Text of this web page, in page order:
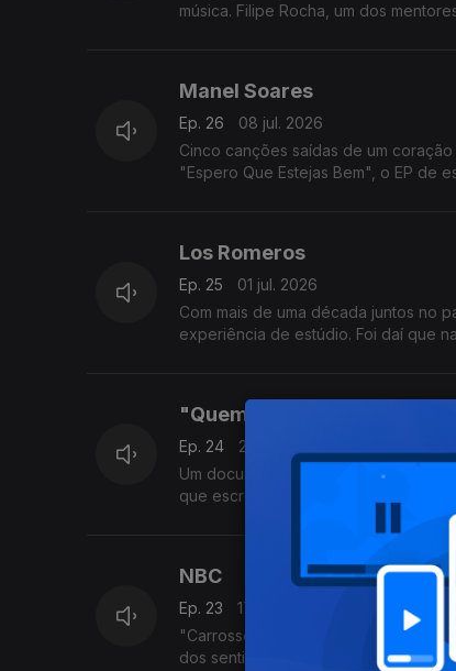
música. Filipe Rocha, um dos
Manel Soares
Ep. 26
08 jul. 2026
Cinco canções saídas de um
"Espero Que Estejas Bem", o EP de
Los Romeros
Ep. 25
01 jul. 2026
Com mais de uma década juntos no
experiência de estúdio. Foi daí que
"Quem Tem Medo de Zurita
Ep. 24
24 jun. 2026
Um documentário realizado por
que escrevia e cantava a sua
NBC
Ep. 23
17 jun. 2026
"Carrossel" é um disco que nasceu
dos sentimentos e das experiências